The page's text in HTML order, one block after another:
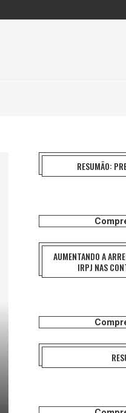
RESUMÃO:
AUMENTANDO A
IRPJ NAS